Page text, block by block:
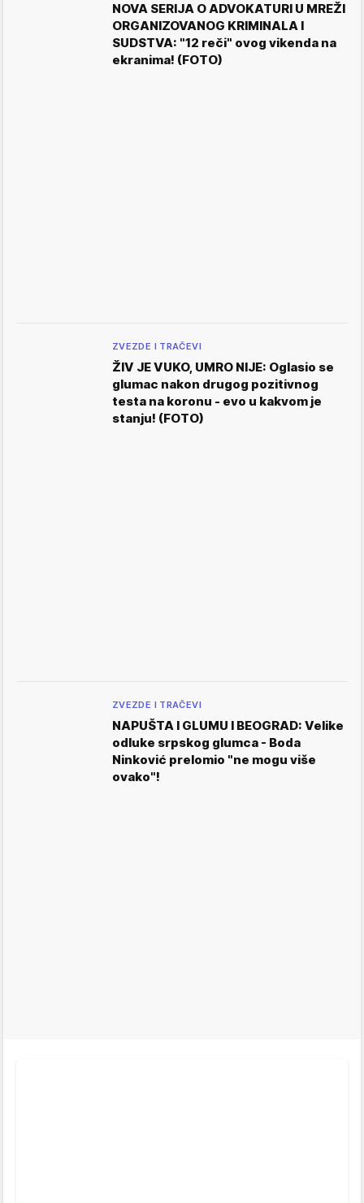
NOVA SERIJA O ADVOKATURI U MREŽI
ORGANIZOVANOG KRIMINALA I
SUDSTVA: "12 reči" ovog vikenda na
ekranima! (FOTO)
ZVEZDE I TRAČEVI
ŽIV JE VUKO, UMRO NIJE: Oglasio se
glumac nakon drugog pozitivnog
testa na koronu - evo u kakvom je
stanju! (FOTO)
ZVEZDE I TRAČEVI
NAPUŠTA I GLUMU I BEOGRAD: Velike
odluke srpskog glumca - Boda
Ninković prelomio "ne mogu više
ovako"!